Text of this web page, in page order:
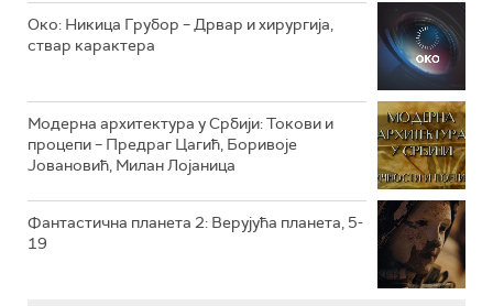
Око: Никица Грубор – Дрвар и хирургија,
ствар карактера
Модерна архитектура у Србији: Токови и
процепи – Предраг Цагић, Боривоје
Јовановић, Милан Лојаница
Фантастична планета 2: Верујућа планета, 5-
19